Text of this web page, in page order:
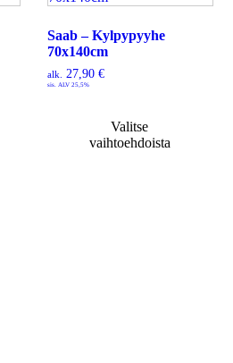
Saab – Kylpypyyhe
70x140cm
alk. 27,90 €
sis. ALV 25,5%
Valitse
vaihtoehdoista